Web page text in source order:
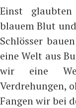
Einst
blauem Blut
Schlösser
eine Welt aus
wir eine
Verdrehungen,
Fangen wir bei